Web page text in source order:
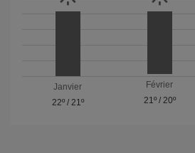
Janvier
22º/ 21º
Février
21º/ 20º